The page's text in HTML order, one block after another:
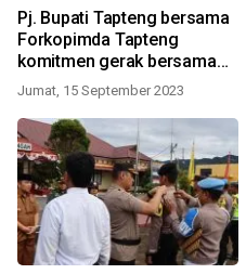
Pj. Bupati Tapteng bersama
Forkopimda Tapteng
komitmen gerak bersama
atasi Stunting
Jumat, 15 September 2023